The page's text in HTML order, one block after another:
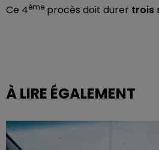
Ce 4ème procès doit durer trois
À LIRE ÉGALEMENT